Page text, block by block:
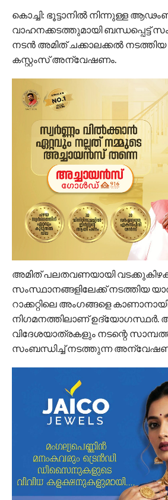
കൊച്ചി: ഭൂട്ടാനില്‍ നിന്നുള്ള
വാഹനക്കടത്തുമായി ബന്ധപ്പെട്ട്
നടന്‍ അമിത് ചക്കാലക്കല്‍
കസ്റ്റംസ് അന്വേഷണം.
അമിത് പലതവണയായി
സംസ്ഥാനങ്ങളിലേക്ക് നടത്തിയ
റാക്കറ്റിലെ അംഗങ്ങളെ
നിഗമനത്തിലാണ് ഉദ്യോഗസ്ഥര്‍.
വിദേശയാത്രകളും നടന്റെ
സംബന്ധിച്ച് നടത്തുന്ന